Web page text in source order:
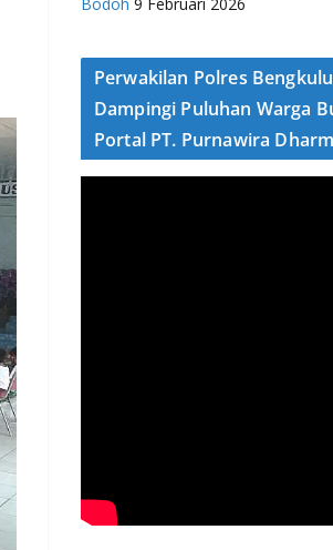
Bodoh 9 Februari 2026
Perwakilan Polres
Dampingi Puluhan Warga
Portal PT. Purnawira